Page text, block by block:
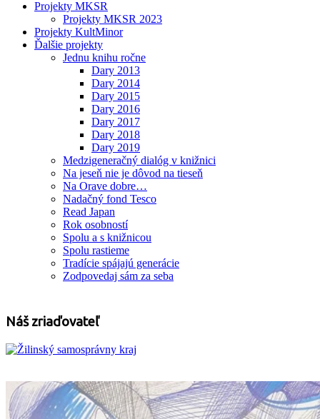
Projekty MKSR
Projekty MKSR 2023
Projekty KultMinor
Ďalšie projekty
Jednu knihu ročne
Dary 2013
Dary 2014
Dary 2015
Dary 2016
Dary 2017
Dary 2018
Dary 2019
Medzigeneračný dialóg v knižnici
Na jeseň nie je dôvod na tieseň
Na Orave dobre…
Nadačný fond Tesco
Read Japan
Rok osobností
Spolu a s knižnicou
Spolu rastieme
Tradície spájajú generácie
Zodpovedaj sám za seba
Náš zriaďovateľ